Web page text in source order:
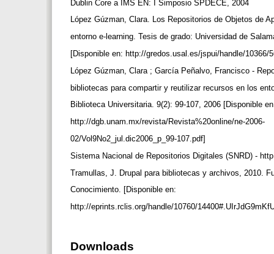
Dublin Core a IMS EN: I Simposio SPDECE, 2004
López Gúzman, Clara. Los Repositorios de Objetos de
entorno e-learning. Tesis de grado: Universidad de
[Disponible en: http://gredos.usal.es/jspui/handle/10366/
López Gúzman, Clara ; García Peñalvo, Francisco -
bibliotecas para compartir y reutilizar recursos en los
Biblioteca Universitaria. 9(2): 99-107, 2006 [Disponible
http://dgb.unam.mx/revista/Revista%20online/ne-2006-
02/Vol9No2_jul.dic2006_p_99-107.pdf]
Sistema Nacional de Repositorios Digitales (SNRD) -
Tramullas, J. Drupal para bibliotecas y archivos, 2010.
Conocimiento. [Disponible en:
http://eprints.rclis.org/handle/10760/
Downloads